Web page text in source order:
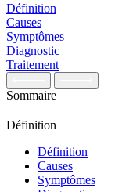
Définition
Causes
Symptômes
Diagnostic
Traitement
Sommaire
Définition
Définition
Causes
Symptômes